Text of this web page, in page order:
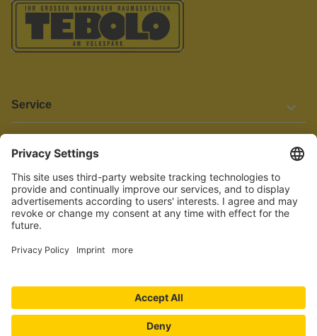
Service
Informationen
Barrierefreiheit
Wir bemühen uns, unsere Website barrierefrei zu gestalten.
Einige Inhalte und Funktionen sind derzeit jedoch noch nicht
vollständig zugänglich. Wenn Sie auf Barrieren stoßen oder Hilfe
benötigen, kontaktieren Sie uns bitte unter service[at]knutzen.de.
Vertrag widerrufen
© 2026 TEBOLO